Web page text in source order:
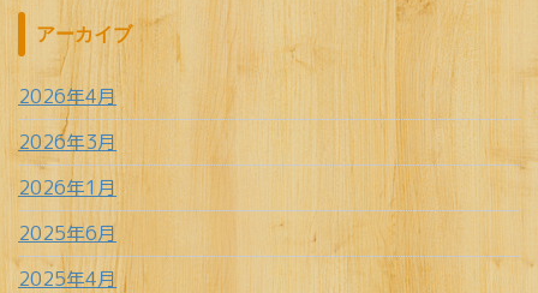
アーカイブ
2026年4月
2026年3月
2026年1月
2025年6月
2025年4月